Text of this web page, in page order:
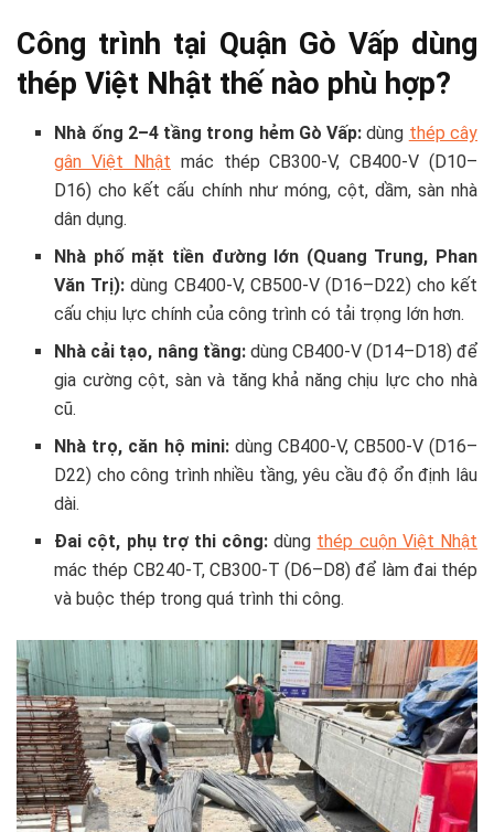
Công trình tại Quận Gò Vấp dùng
thép Việt Nhật thế nào phù hợp?
Nhà ống 2–4 tầng trong hẻm Gò Vấp: dùng thép cây
gân Việt Nhật mác thép CB300-V, CB400-V (D10–
D16) cho kết cấu chính như móng, cột, dầm, sàn nhà
dân dụng.
Nhà phố mặt tiền đường lớn (Quang Trung, Phan
Văn Trị): dùng CB400-V, CB500-V (D16–D22) cho kết
cấu chịu lực chính của công trình có tải trọng lớn hơn.
Nhà cải tạo, nâng tầng:dùng CB400-V (D14–D18) để
gia cường cột, sàn và tăng khả năng chịu lực cho nhà
cũ.
Nhà trọ, căn hộ mini:dùng CB400-V, CB500-V (D16–
D22) cho công trình nhiều tầng, yêu cầu độ ổn định lâu
dài.
Đai cột, phụ trợ thi công: dùng thép cuộn Việt Nhật
mác thép CB240-T, CB300-T (D6–D8) để làm đai thép
và buộc thép trong quá trình thi công.